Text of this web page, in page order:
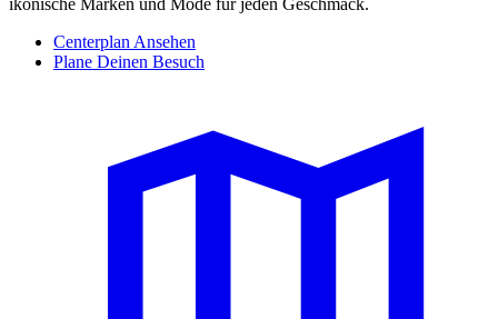
Centerplan Ansehen
Plane Deinen Besuch